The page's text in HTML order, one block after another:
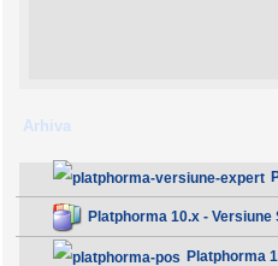
Arhiva
Versiune Expert
Platphorma 10.x - Versiune
Platphorma